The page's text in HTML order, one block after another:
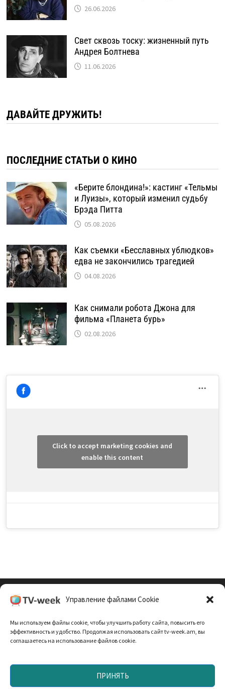
Управление файлами Cookie
Мы используем файлы cookie, чтобы улучшить работу сайта, повысить его
эффективность и удобство. Продолжая использовать сайт tv-week.am, вы
соглашаетесь на использование файлов cookie.
ПРИНЯТЬ
26.06.2026
Свет сквозь тоску: жизненный путь
Андрея Болтнева
11.06.2026
ДАВАЙТЕ ДРУЖИТЬ!
ПОСЛЕДНИЕ СТАТЬИ О КИНО
«Берите блондина!»: кастинг «Тельмы
и Луизы», который изменил судьбу
Брэда Питта
05.08.2026
Как съемки «Бесславных ублюдков»
едва не закончились трагедией
04.08.2026
Как снимали робота Джона для
фильма «Планета бурь»
02.08.2026
Click to accept marketing cookies and
enable this content
Политика Конфиденциальности
Запрещено использование материалов TV-неделя без